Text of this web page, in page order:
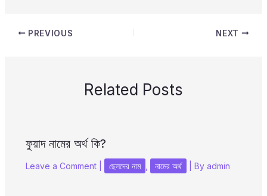
PREVIOUS NEXT
Related Posts
ফুয়াদ নামের অর্থ কি?
Leave a Comment ছেলদের নাম নামের অর্থ | By admin